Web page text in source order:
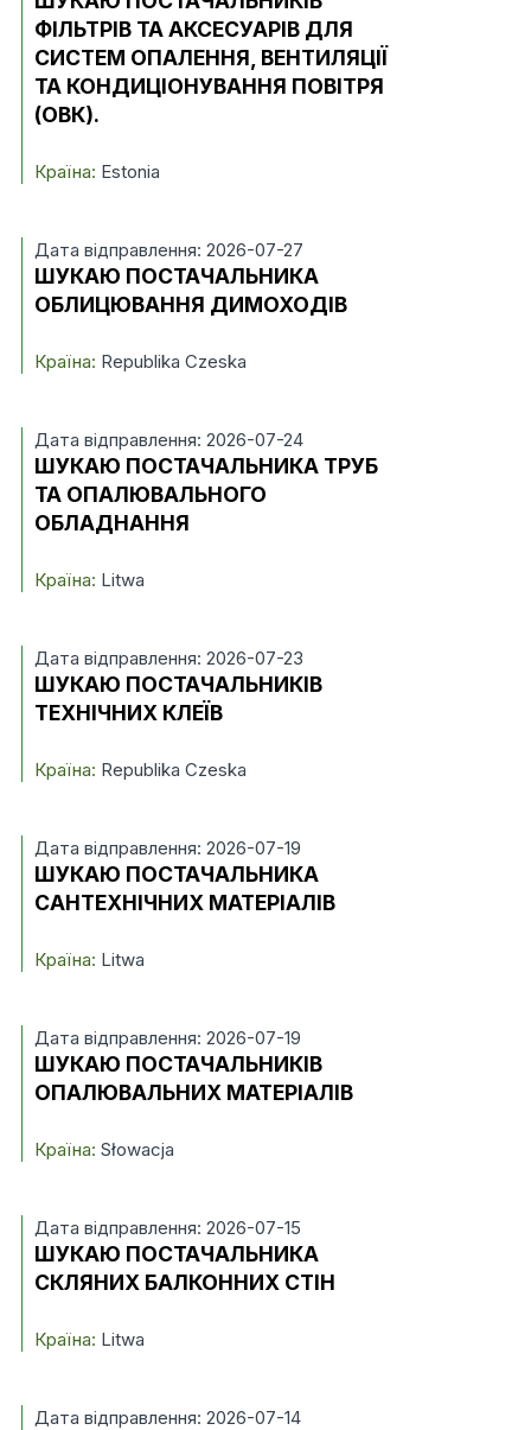
ФІЛЬТРІВ ТА АКСЕСУАРІВ ДЛЯ
СИСТЕМ ОПАЛЕННЯ, ВЕНТИЛЯЦІЇ
ТА КОНДИЦІОНУВАННЯ ПОВІТРЯ
(ОВК).
Країна: Estonia
Дата відправлення: 2026-07-27
ШУКАЮ ПОСТАЧАЛЬНИКА
ОБЛИЦЮВАННЯ ДИМОХОДІВ
Країна: Republika Czeska
Дата відправлення: 2026-07-24
ШУКАЮ ПОСТАЧАЛЬНИКА ТРУБ
ТА ОПАЛЮВАЛЬНОГО
ОБЛАДНАННЯ
Країна: Litwa
Дата відправлення: 2026-07-23
ШУКАЮ ПОСТАЧАЛЬНИКІВ
ТЕХНІЧНИХ КЛЕЇВ
Країна: Republika Czeska
Дата відправлення: 2026-07-19
ШУКАЮ ПОСТАЧАЛЬНИКА
САНТЕХНІЧНИХ МАТЕРІАЛІВ
Країна: Litwa
Дата відправлення: 2026-07-19
ШУКАЮ ПОСТАЧАЛЬНИКІВ
ОПАЛЮВАЛЬНИХ МАТЕРІАЛІВ
Країна: Słowacja
Дата відправлення: 2026-07-15
ШУКАЮ ПОСТАЧАЛЬНИКА
СКЛЯНИХ БАЛКОННИХ СТІН
Країна: Litwa
Дата відправлення: 2026-07-14